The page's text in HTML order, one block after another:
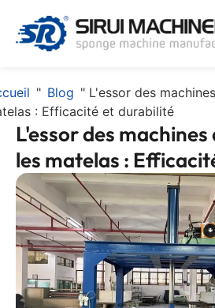
" Blog " L'essor des
: Efficacité et durabilité
L'essor des
les matelas :